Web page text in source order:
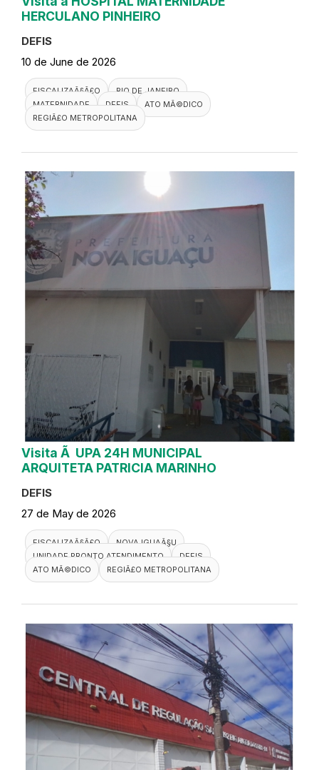
HERCULANO PINHEIRO
DEFIS
10 de June de 2026
FISCALIZAÃ§Ã£O
RIO DE JANEIRO
MATERNIDADE
DEFIS
ATO MÃ©DICO
REGIÃ£O METROPOLITANA
Visita Ã UPA 24H MUNICIPAL
ARQUITETA PATRICIA MARINHO
DEFIS
27 de May de 2026
FISCALIZAÃ§Ã£O
NOVA IGUAÃ§U
UNIDADE PRONTO ATENDIMENTO
DEFIS
ATO MÃ©DICO
REGIÃ£O METROPOLITANA